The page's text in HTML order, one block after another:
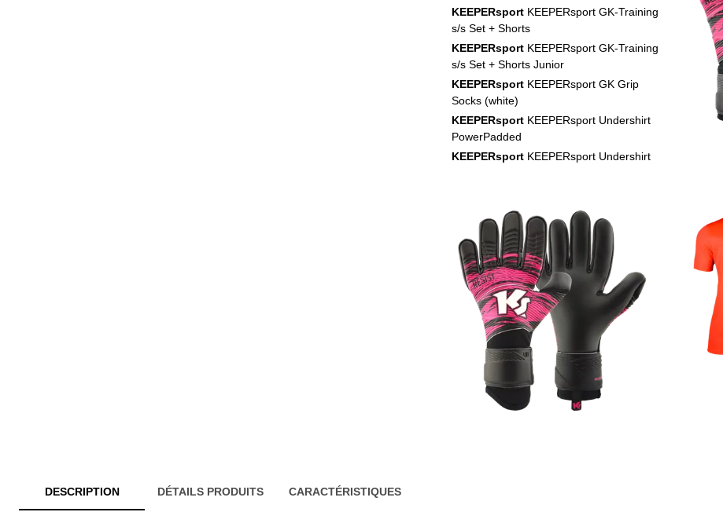
KEEPERsport KEEPERsport GK-Training
s/s Set + Shorts
KEEPERsport KEEPERsport GK-Training
s/s Set + Shorts Junior
KEEPERsport KEEPERsport GK Grip
Socks (white)
KEEPERsport KEEPERsport Undershirt
PowerPadded
KEEPERsport KEEPERsport Undershirt
PowerPadded 3/4
KEEPERsportKEEPERsport Underpants
PowerPadded 3/4 Kids
adidasadidas Predator Elite FG
DESCRIPTION DÉTAILS PRODUITS CARACTÉRISTIQUES